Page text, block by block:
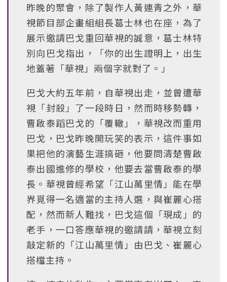
昨晚的聚會，除了製作人黃連青之外，華
視節目部企畫組組長葛士林也在座，為了
展示邀請巴戈重回華視的誠意，葛士林特
別向巴戈指出，「你的出生證明上，出生
地蓋著「華視」兩個字就對了。」
巴戈大約五年前，自華視出走，並曾遭華
視「封殺」了一段時日，然而時移勢轉，
曹啟泰蹈巴戈的「覆轍」，華視改而重用
巴戈，巴戈昨晚開玩笑的表示，這件事如
果把他的演藝生涯搞砸，他要問清楚曹啟
泰出國進修的學校，他要去當曹啟泰的學
長。華視曾經希望「江山萬里情」能在學
界覓得一名適當的主持人選，與崔麗心搭
配，然而新人難找，巴戈這個「現成」的
老手，一口答應華視的邀請請，華視立刻
敲定新的「江山萬里情」由巴戈、崔麗心
搭檔主持。